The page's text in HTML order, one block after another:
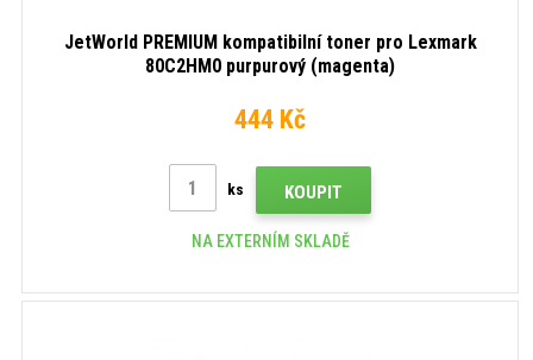
JetWorld PREMIUM kompatibilní toner pro Lexmark
80C2HM0 purpurový (magenta)
444 Kč
ks KOUPIT
NA EXTERNÍM SKLADĚ